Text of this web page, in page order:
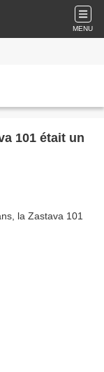
MENU
101 était un